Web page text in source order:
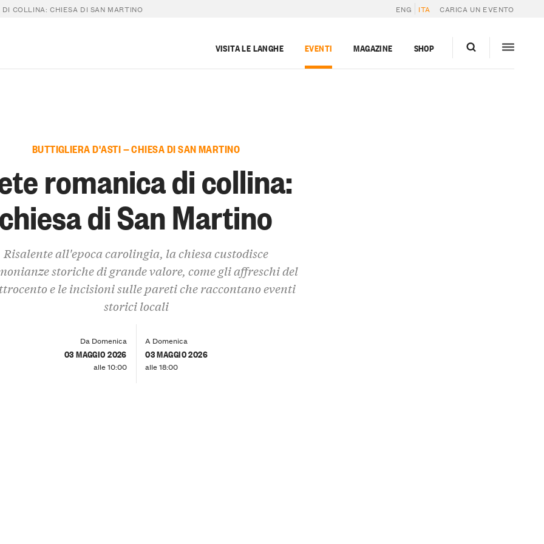
COLLINA: CHIESA DI SAN MARTINO ENG ITA CARICA UN EVENTO
VISITA LE LANGHE EVENTI MAGAZINE SHOP
BUTTIGLIERA D'ASTI — CHIESA DI SAN MARTINO
romanica di collina:
di San Martino
Risalente all'epoca carolingia, la chiesa custodisce
storiche di grande valore, come gli affreschi del
e le incisioni sulle pareti che raccontano eventi
storici locali
Da Domenica
03 MAGGIO 2026
alle 10:00
A Domenica
03 MAGGIO 2026
alle 18:00